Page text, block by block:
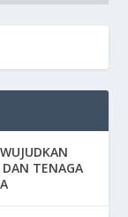
TENAGA